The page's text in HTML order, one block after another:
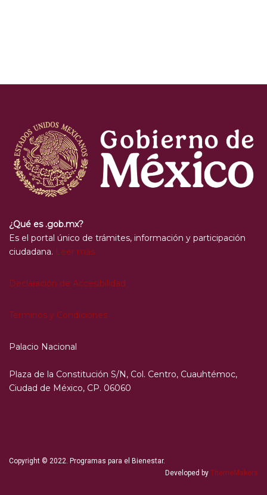
¿Qué es .gob.mx?
Es el portal único de trámites, información y participación
ciudadana. Leer más
Declaración de Accesibilidad
Términos y Condiciones
Palacio Nacional
Plaza de la Constitución S/N, Col. Centro, Cuauhtémoc,
Ciudad de México, CP. 06060
Copyright © 2022. Programas para el Bienestar.
Developed by ThemeMakers